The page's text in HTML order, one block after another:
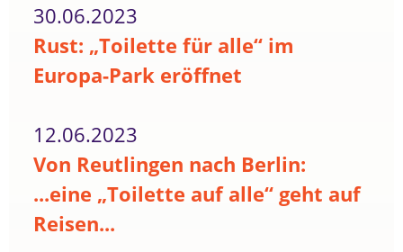
30.06.2023
Rust: „Toilette für alle“ im
Europa-Park eröffnet
12.06.2023
Von Reutlingen nach Berlin:
...eine „Toilette auf alle“ geht auf
Reisen...